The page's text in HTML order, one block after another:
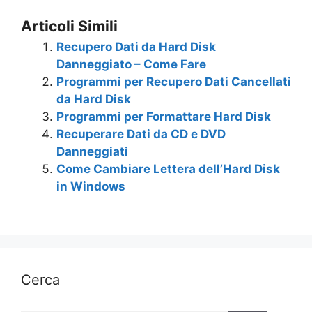
Articoli Simili
Recupero Dati da Hard Disk
Danneggiato – Come Fare
Programmi per Recupero Dati Cancellati
da Hard Disk
Programmi per Formattare Hard Disk
Recuperare Dati da CD e DVD
Danneggiati
Come Cambiare Lettera dell’Hard Disk
in Windows
Cerca